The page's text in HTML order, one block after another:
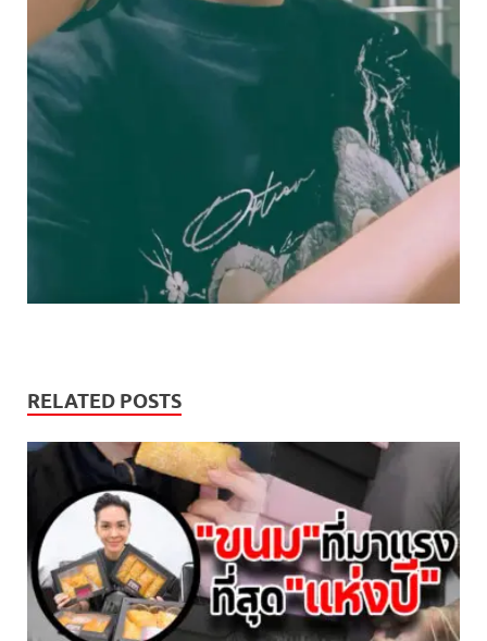
RELATED POSTS